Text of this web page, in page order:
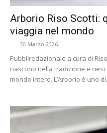
Arborio Riso Scotti:
viaggia nel mondo
- 30 Marzo 2026
Pubbliredazionale a cura di
nascono nella tradizione e
mondo intero. L’Arborio è uno